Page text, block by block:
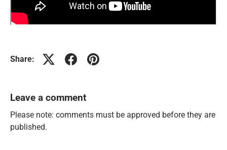
Share:
Leave a comment
Please note: comments must be approved before they are
published.